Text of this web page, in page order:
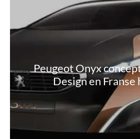
Peugeot Onyx
Design en Franse